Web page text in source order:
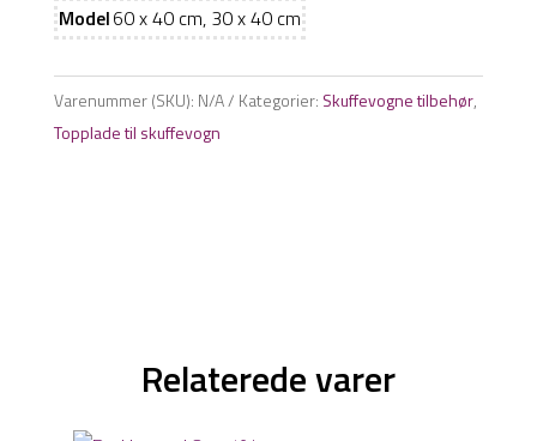
Model60 x 40 cm, 30 x 40 cm
Varenummer (SKU): N/A Kategorier: Skuffevogne tilbehør,
Topplade til skuffevogn
Relaterede varer